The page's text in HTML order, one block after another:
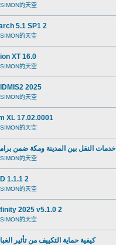
的天空
5.1 SP1 2
的天空
XT 16.0
的天空
2025
的天空
XL 17.02.0001
的天空
خدمات النقل بين المدينة ومكة ضمن
的天空
1.1.1 2
的天空
2025 v5.1.0 2
的天空
كيفية حماية التكييف من تأثير